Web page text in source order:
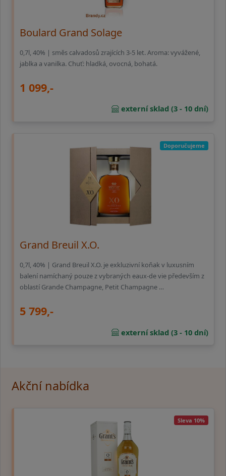
Boulard Grand Solage
0,7l, 40% | směs calvadosů zrajících 3-5 let. Aroma: vyvážené,
jablka a vanilka. Chuť: hladká, ovocná, bohatá.
1 099,-
externí sklad (3 - 10 dní)
Doporučujeme
Grand Breuil X.O.
0,7l, 40% | Grand Breuil X.O. je exkluzivní koňak v luxusním
balení namíchaný pouze z vybraných eaux-de vie především z
oblastí Grande Champagne, Petit Champagne …
5 799,-
externí sklad (3 - 10 dní)
Akční nabídka
Sleva 10%